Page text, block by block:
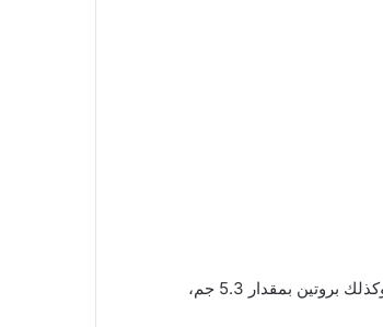
تبلغ سعرات قرع مقمر باجة في كمية مكونة من 15 جم حوالي 75.8 جم، ويحتوي المنتج على دهون بمقدار 5.2 جم، ودهون مشبعة بمقدار 1 جم، وكذلك بروتين بمقدار 5.3 جم،